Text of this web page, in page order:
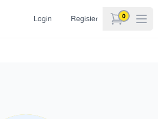
Login Register 0
items in